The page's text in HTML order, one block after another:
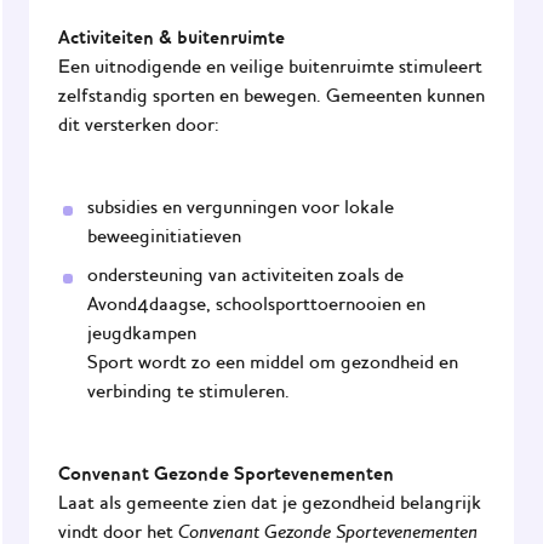
Activiteiten & buitenruimte
Een uitnodigende en veilige buitenruimte stimuleert
zelfstandig sporten en bewegen. Gemeenten kunnen
dit versterken door:
subsidies en vergunningen voor lokale
beweeginitiatieven
ondersteuning van activiteiten zoals de
Avond4daagse, schoolsporttoernooien en
jeugdkampen
Sport wordt zo een middel om gezondheid en
verbinding te stimuleren.
Convenant Gezonde Sportevenementen
Laat als gemeente zien dat je gezondheid belangrijk
vindt door het Convenant Gezonde Sportevenementen